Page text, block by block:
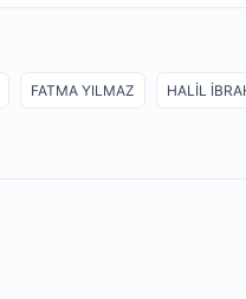
FATMA YILMAZ HALİL